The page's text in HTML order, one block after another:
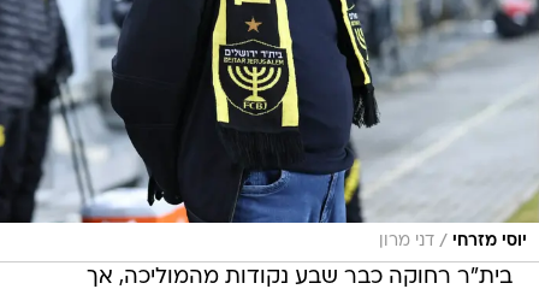
יוסי מזרחי / דני מרון
בית"ר רחוקה כבר שבע נקודות מהמוליכה, אך